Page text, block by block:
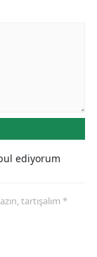
ediyorum
tartışalım *